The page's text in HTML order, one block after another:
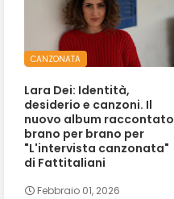
CANZONATA
Lara Dei: Identità,
desiderio e canzoni. Il
nuovo album raccontato
brano per brano per
"L'intervista canzonata"
di Fattitaliani
Febbraio 01, 2026